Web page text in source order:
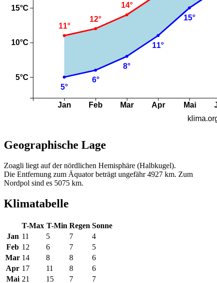
Geographische Lage
Zoagli liegt auf der nördlichen Hemisphäre (Halbkugel).
Die Entfernung zum Äquator beträgt ungefähr 4927 km. Zum
Nordpol sind es 5075 km.
Klimatabelle
T-Max T-Min Regen Sonne
Jan 11 5 7
4
Feb 12 6 7
5
Mar 14 8 8
6
Apr 17 11 8
6
Mai 21 15 7 7